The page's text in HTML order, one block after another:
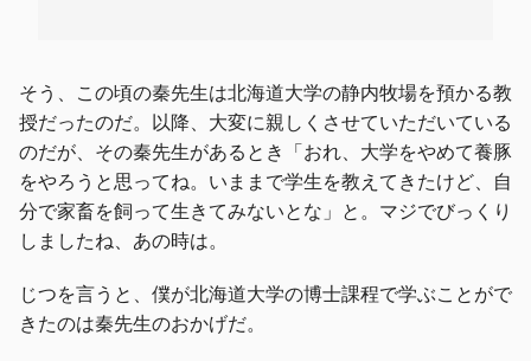
そう、この頃の秦先生は北海道大学の静内牧場を預かる教
授だったのだ。以降、大変に親しくさせていただいている
のだが、その秦先生があるとき「おれ、大学をやめて養豚
をやろうと思ってね。いままで学生を教えてきたけど、自
分で家畜を飼って生きてみないとな」と。マジでびっくり
しましたね、あの時は。
じつを言うと、僕が北海道大学の博士課程で学ぶことがで
きたのは秦先生のおかげだ。